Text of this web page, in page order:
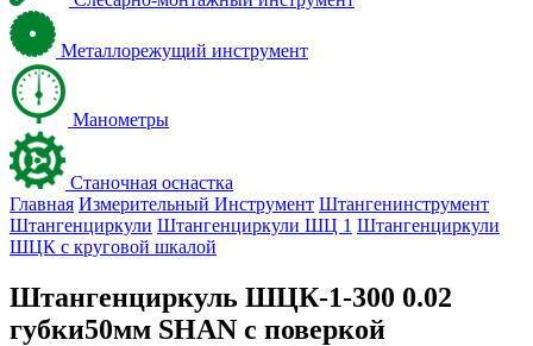
Металлорежущий инструмент
Манометры
Станочная оснастка
Главная Измерительный Инструмент Штангенинструмент
Штангенциркули Штангенциркули ШЦ 1 Штангенциркули
ШЦК с круговой шкалой
Штангенциркуль ШЦК-1-300 0.02
губки50мм SHAN с поверкой